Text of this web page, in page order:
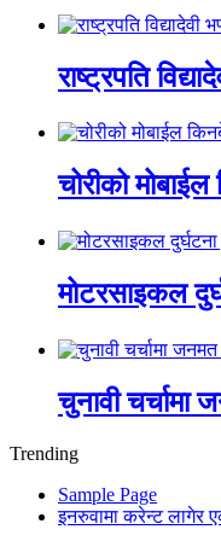
राष्ट्रपति
चोरीको
मोटरसाइकल
चुनावी चर्चामा
Trending
Sample Page
इनरुवामा करेन्ट लागेर